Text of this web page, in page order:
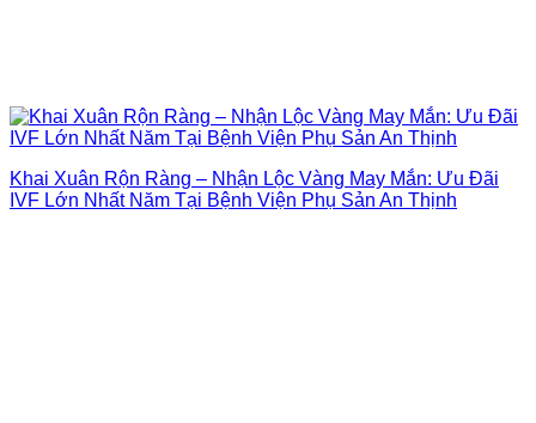
Khai Xuân Rộn Ràng – Nhận Lộc Vàng May Mắn: Ưu Đãi
IVF Lớn Nhất Năm Tại Bệnh Viện Phụ Sản An Thịnh